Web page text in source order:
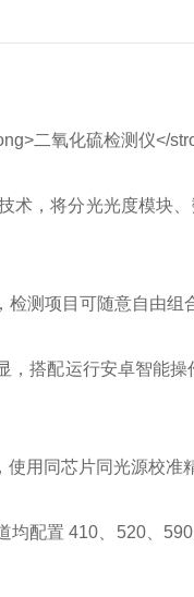
术，将分光光度模块
测项目可随意自由组
配运行安卓智能操
同芯片同光源校准
置 410、520、